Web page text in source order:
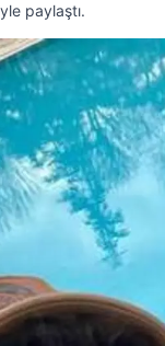
paylaştı.